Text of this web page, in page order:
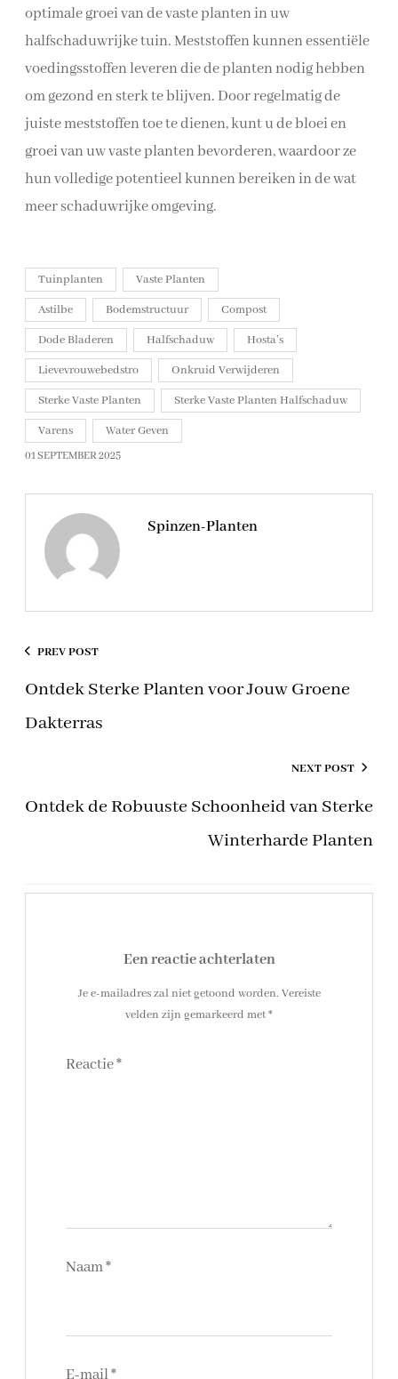
optimale groei van de vaste planten in uw
halfschaduwrijke tuin. Meststoffen kunnen essentiële
voedingsstoffen leveren die de planten nodig hebben
om gezond en sterk te blijven. Door regelmatig de
juiste meststoffen toe te dienen, kunt u de bloei en
groei van uw vaste planten bevorderen, waardoor ze
hun volledige potentieel kunnen bereiken in de wat
meer schaduwrijke omgeving.
Tuinplanten
Vaste Planten
Astilbe
Bodemstructuur
Compost
Dode Bladeren
Halfschaduw
Hosta’s
Lievevrouwebedstro
Onkruid Verwijderen
Sterke Vaste Planten
Sterke Vaste Planten Halfschaduw
Varens
Water Geven
01 SEPTEMBER 2025
Spinzen-Planten
PREV POST
Ontdek Sterke Planten voor Jouw Groene
Dakterras
NEXT POST
Ontdek de Robuuste Schoonheid van Sterke
Winterharde Planten
Een reactie achterlaten
Je e-mailadres zal niet getoond worden. Vereiste
velden zijn gemarkeerd met*
Reactie*
Naam*
E-mail*